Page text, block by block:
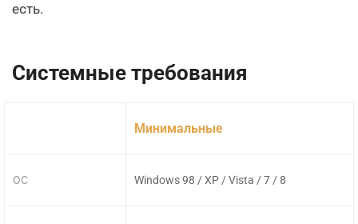
есть.
Системные требования
ОС
Минимальные
Windows 98 / XP / Vista / 7 / 8